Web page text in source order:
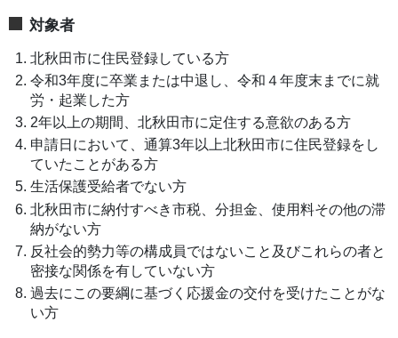
対象者
北秋田市に住民登録している方
令和3年度に卒業または中退し、令和４年度末までに就
労・起業した方
2年以上の期間、北秋田市に定住する意欲のある方
申請日において、通算3年以上北秋田市に住民登録をし
ていたことがある方
生活保護受給者でない方
北秋田市に納付すべき市税、分担金、使用料その他の滞
納がない方
反社会的勢力等の構成員ではないこと及びこれらの者と
密接な関係を有していない方
過去にこの要綱に基づく応援金の交付を受けたことがな
い方